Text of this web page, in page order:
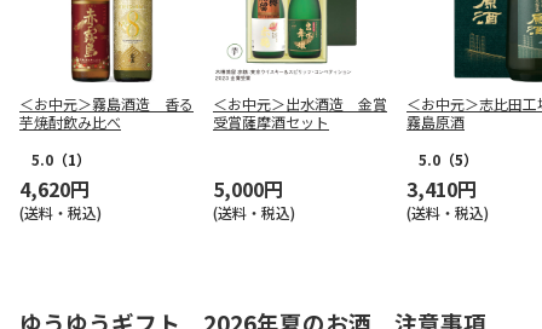
＜お中元＞霧島酒造 香る
芋焼酎飲み比べ
5.0 （1）
4,620円
(送料・税込)
＜お中元＞出水酒造 金賞
受賞薩摩酒セット
5,000円
(送料・税込)
＜お中元＞志比田
霧島原酒
5.0 （5）
3,410円
(送料・税込)
ゆうゆうギフト 2026年夏のお酒 注意事項